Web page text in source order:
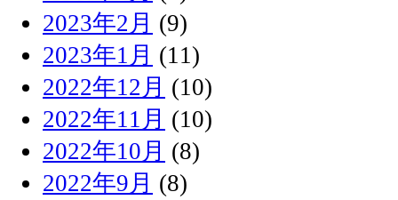
2023年2月 (9)
2023年1月 (11)
2022年12月 (10)
2022年11月 (10)
2022年10月 (8)
2022年9月 (8)